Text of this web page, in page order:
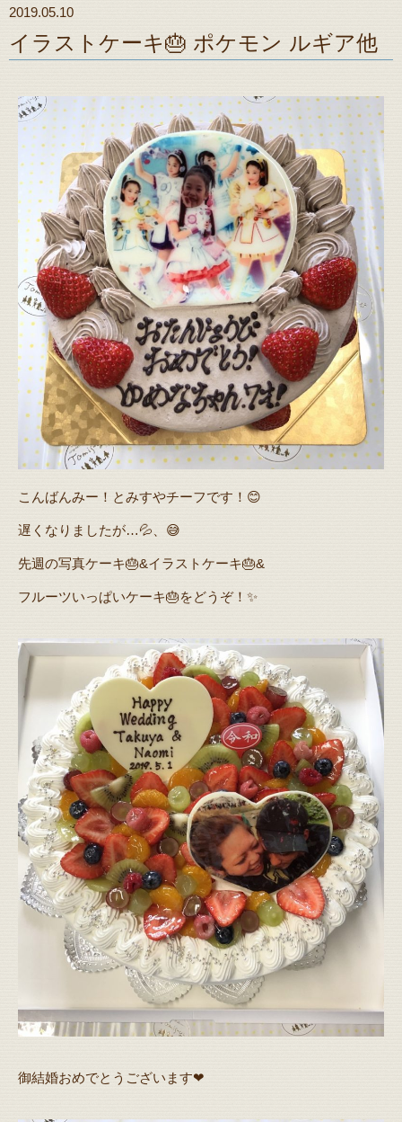
2019.05.10
イラストケーキ🎂 ポケモン ルギア他
こんばんみー！とみすやチーフです！😊
遅くなりましたが…💦、😅
先週の写真ケーキ🎂&イラストケーキ🎂&
フルーツいっぱいケーキ🎂をどうぞ！✨
御結婚おめでとうございます❤